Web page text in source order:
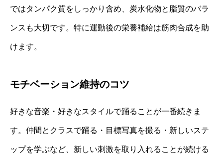
ではタンパク質をしっかり含め、炭水化物と脂質のバラ
ンスも大切です。特に運動後の栄養補給は筋肉合成を助
けます。
モチベーション維持のコツ
好きな音楽・好きなスタイルで踊ることが一番続きま
す。仲間とクラスで踊る・目標写真を撮る・新しいステ
ップを学ぶなど、新しい刺激を取り入れることが続ける